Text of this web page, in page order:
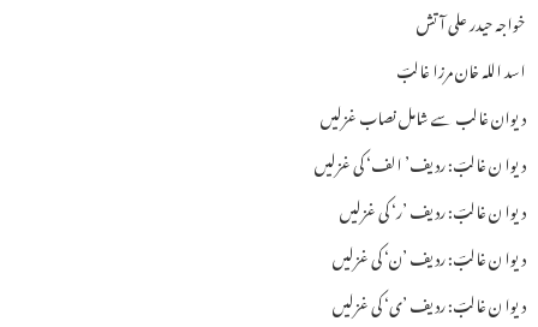
خواجہ حیدر علی آتش
اسد اللہ خان مرزا غالبؔ
دیوان غالب سے شامل نصاب غزلیں
دیوا ن غالبؔ: ردیف’ الف‘ کی غزلیں
دیوا ن غالبؔ: ردیف ’ر‘ کی غزلیں
دیوا ن غالبؔ: ردیف ’ن‘ کی غزلیں
دیوا ن غالبؔ: ردیف ’ی‘ کی غزلیں